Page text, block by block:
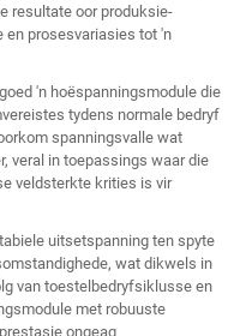
resultate oor produksie-
en prosesvariasies tot 'n
'n hoëspanningsmodule die
tydens normale bedryf
spanningsvalle wat
veral in toepassings waar die
veldsterkte krities is vir
uitsetspanning ten spyte
wat dikwels in
van toestelbedryfsiklusse en
met robuuste
ongeag